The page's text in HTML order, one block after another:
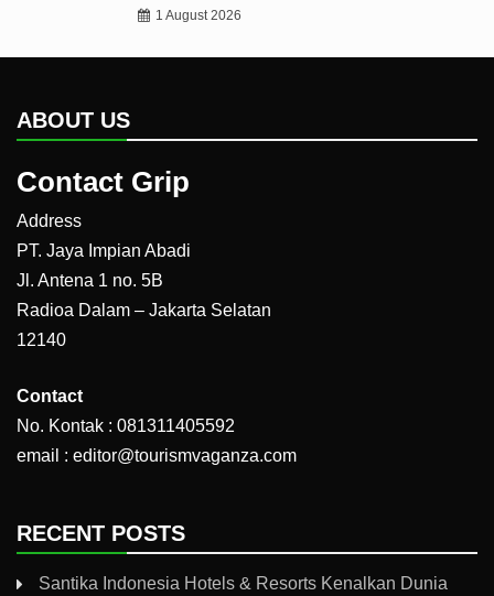
1 August 2026
ABOUT US
Contact Grip
Address
PT. Jaya Impian Abadi
Jl. Antena 1 no. 5B
Radioa Dalam – Jakarta Selatan
12140
Contact
No. Kontak : 081311405592
email : editor@tourismvaganza.com
RECENT POSTS
Santika Indonesia Hotels & Resorts Kenalkan Dunia